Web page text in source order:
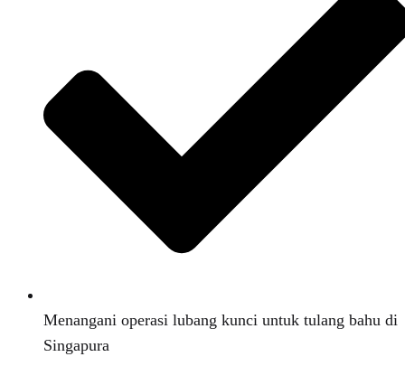
Menangani operasi lubang kunci untuk tulang bahu di
Singapura